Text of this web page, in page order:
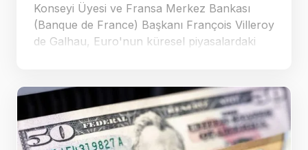
Konseyi Üyesi ve Fransa Merkez Bankası
(Banque de France) Başkanı François Villeroy
de Galhau, Euro'nun küresel piyasalardaki
dikkat çekerek, y…